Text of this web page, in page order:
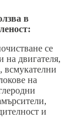
в
се
на двигателя,
всмукателни
на
и